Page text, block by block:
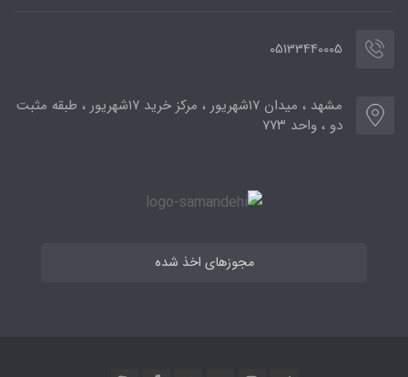
05133440005
مشهد ، میدان ۱۷شهریور ، مرکز خرید ۱۷شهریور ، طبقه مثبت
دو ، واحد ۷۷۳
مجوزهای اخذ شده